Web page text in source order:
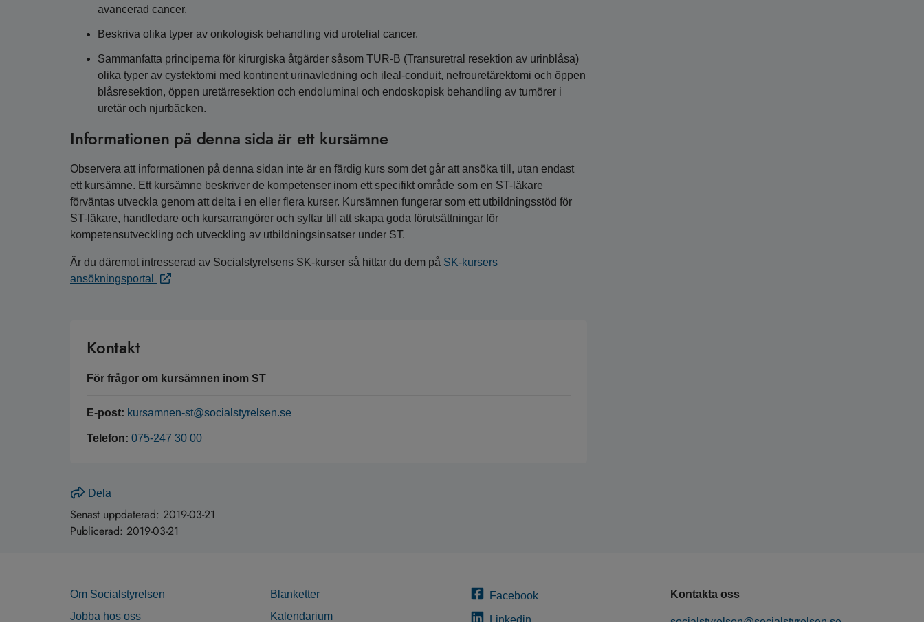
avancerad cancer.
Beskriva olika typer av onkologisk behandling vid urotelial cancer.
Sammanfatta principerna för kirurgiska åtgärder såsom TUR-B (Transuretral resektion av urinblåsa)
olika typer av cystektomi med kontinent urinavledning och ileal-conduit, nefrouretärektomi och öppen
blåsresektion, öppen uretärresektion och endoluminal och endoskopisk behandling av tumörer i
uretär och njurbäcken.
Informationen på denna sida är ett kursämne
Observera att informationen på denna sidan inte är en färdig kurs som det går att ansöka till, utan endast
ett kursämne. Ett kursämne beskriver de kompetenser inom ett specifikt område som en ST-läkare
förväntas utveckla genom att delta i en eller flera kurser. Kursämnen fungerar som ett utbildningsstöd för
ST-läkare, handledare och kursarrangörer och syftar till att skapa goda förutsättningar för
kompetensutveckling och utveckling av utbildningsinsatser under ST.
Är du däremot intresserad av Socialstyrelsens SK-kurser så hittar du dem på SK-kursers
ansökningsportal
Kontakt
För frågor om kursämnen inom ST
E-post: kursamnen-st@socialstyrelsen.se
Telefon: 075-247 30 00
Dela
Senast uppdaterad: 2019-03-21
Publicerad: 2019-03-21
Om Socialstyrelsen
Jobba hos oss
Blanketter
Kalendarium
Facebook
Linkedin
Kontakta oss